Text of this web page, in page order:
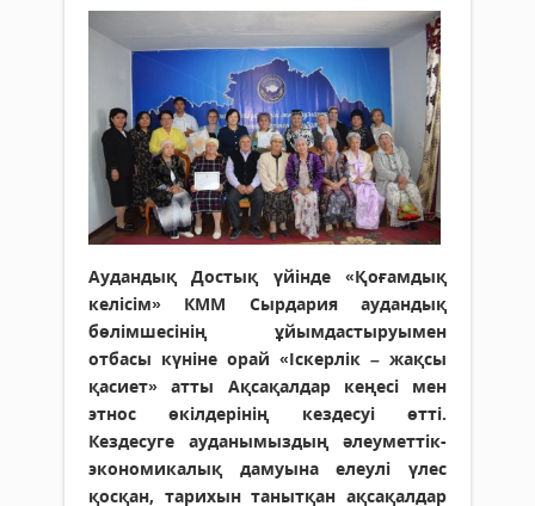
Аудандық Достық үйінде «Қоғамдық
келісім» КММ Сырдария аудандық
бөлімшесінің ұйымдастыруымен
отбасы күніне орай «Іскерлік – жақсы
қасиет» атты Ақсақалдар кеңесі мен
этнос өкілдерінің кездесуі өтті.
Кездесуге ауданымыздың әлеуметтік-
экономикалық дамуына елеулі үлес
қосқан, тарихын танытқан ақсақалдар